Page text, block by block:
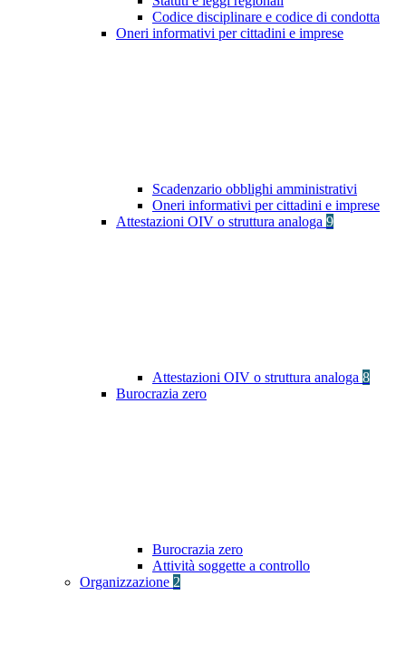
Codice disciplinare e codice di condotta
Oneri informativi per cittadini e imprese
Scadenzario obblighi amministrativi
Oneri informativi per cittadini e imprese
Attestazioni OIV o struttura analoga 9
Attestazioni OIV o struttura analoga 8
Burocrazia zero
Burocrazia zero
Attività soggette a controllo
Organizzazione 2